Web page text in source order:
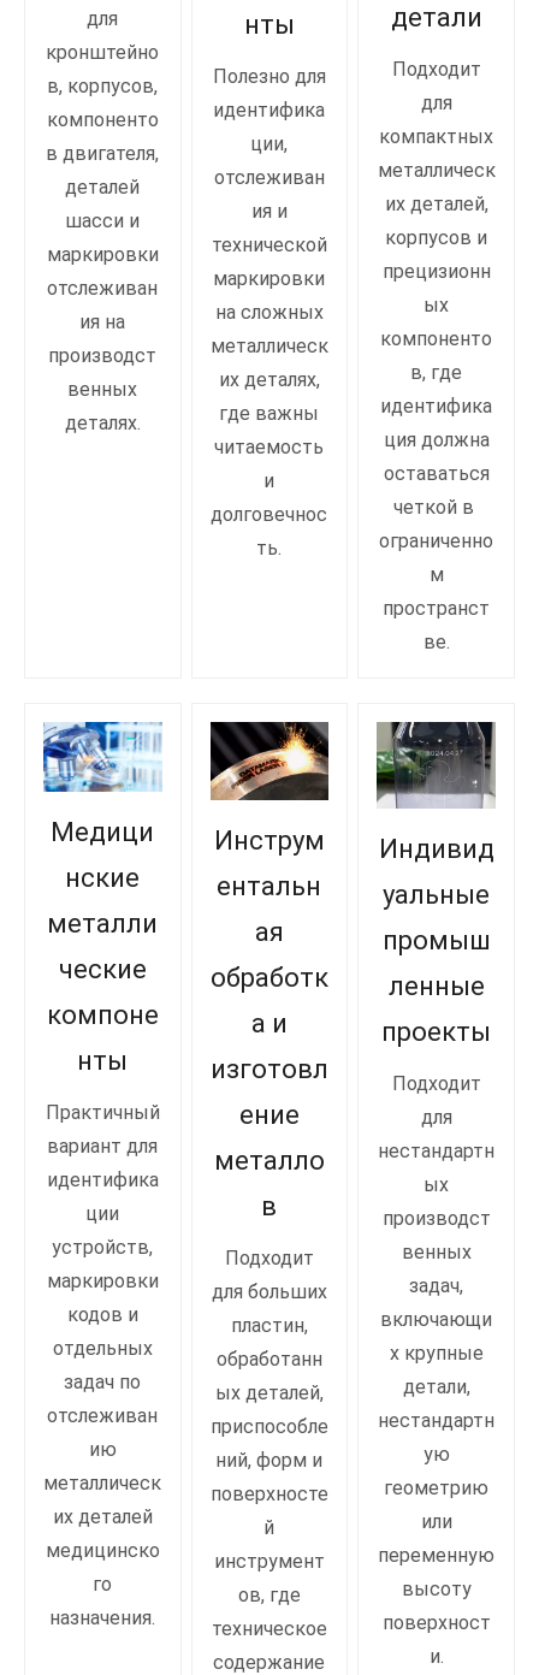
для
кронштейно
в, корпусов,
компоненто
в двигателя,
деталей
шасси и
маркировки
отслеживан
ия на
производст
венных
деталях.
нты
Полезно для
идентифика
ции,
отслеживан
ия и
технической
маркировки
на сложных
металлическ
их деталях,
где важны
читаемость
и
долговечнос
ть.
детали
Подходит
для
компактных
металлическ
их деталей,
корпусов и
прецизионн
ых
компоненто
в, где
идентифика
ция должна
оставаться
четкой в ​​
ограниченно
м
пространст
ве.
Медици
нские
металли
ческие
компоне
нты
Практичный
вариант для
идентифика
ции
устройств,
маркировки
кодов и
отдельных
задач по
отслеживан
ию
металлическ
их деталей
медицинско
го
назначения.
Инструм
ентальн
ая
обработк
а и
изготовл
ение
металло
в
Подходит
для больших
пластин,
обработанн
ых деталей,
приспособле
ний, форм и
поверхносте
й
инструмент
ов, где
техническое
содержание
Индивид
уальные
промыш
ленные
проекты
Подходит
для
нестандартн
ых
производст
венных
задач,
включающи
х крупные
детали,
нестандартн
ую
геометрию
или
переменную
высоту
поверхност
и.